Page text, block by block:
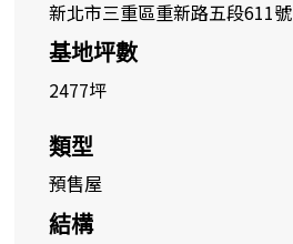
新北市三重區重新路五段611號
基地坪數
2477坪
類型
預售屋
結構